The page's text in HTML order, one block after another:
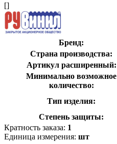
[]
Бренд:
Страна производства:
Артикул расширенный:
Минимально возможное
количество:
Тип изделия:
Степень защиты:
Кратность заказа: 1
Единица измерения: шт